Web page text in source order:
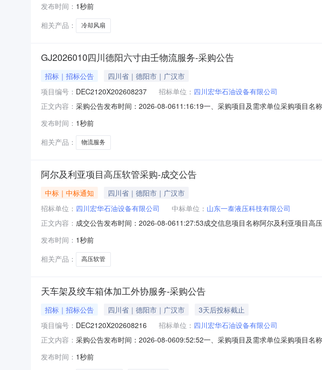
0911:17:05报价方法访问东方电气采购管理平台网址：，登录系统。报价路径
发布时间： 1秒前
相关产品：
冷却风扇
GJ2026010四川德阳六寸由壬物流服务-采购公告
招标｜招标公告
四川省｜德阳市｜广汉市
项目编号： DEC2120X202608237 招标单位： 四川宏华石油设备有限公司
正文内容： 采购公告发布时间：2026-08-0611:16:19一、采购项目及需求单位采购项目
0613:16:18报价方法访问东方电气集中采购管理平台网址：，登录系统。报价
发布时间： 1秒前
相关产品：
物流服务
阿尔及利亚项目高压软管采购-成交公告
中标｜中标通知
四川省｜德阳市｜广汉市
招标单位： 四川宏华石油设备有限公司 中标单位： 山东一泰液压科技有限公司
正文内容： 成交公告发布时间：2026-08-0611:27:53成交信息项目名称阿尔及利亚项目高
发布时间： 1秒前
相关产品：
高压软管
天车架及绞车箱体加工外协服务-采购公告
招标｜招标公告 四川省｜德阳市｜广汉市
3天后投标截止
项目编号： DEC2120X202608216 招标单位： 四川宏华石油设备有限公司
正文内容： 采购公告发布时间：2026-08-0609:52:52一、采购项目及需求单位采购项目
价方法访问东方电气集中采购管理平台网址：，登录系统。报价路径：电子采
发布时间： 1秒前